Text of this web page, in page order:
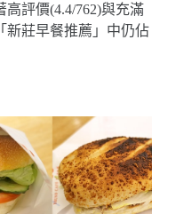
評價(4.4/762)與充滿
新莊早餐推薦」中仍佔